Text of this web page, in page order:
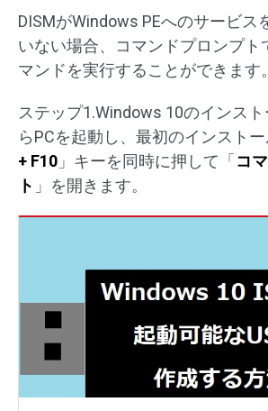
DISMがWindows PEへのサービス
いない場合、コマンドプロンプト
マンドを実行することができます。
ステップ1.Windows 10のインス
らPCを起動し、最初のインストー
+ F10 」キーを同時に押して「 コ
ト 」を開きます。